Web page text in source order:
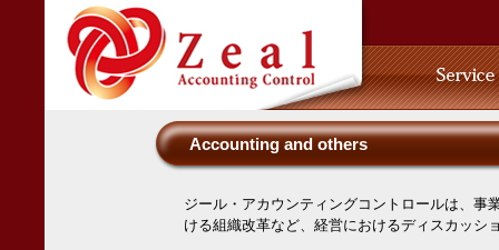
Accounting and others
ジール・アカウンティングコントロールは、事
ける組織改革など、経営におけるディスカッシ